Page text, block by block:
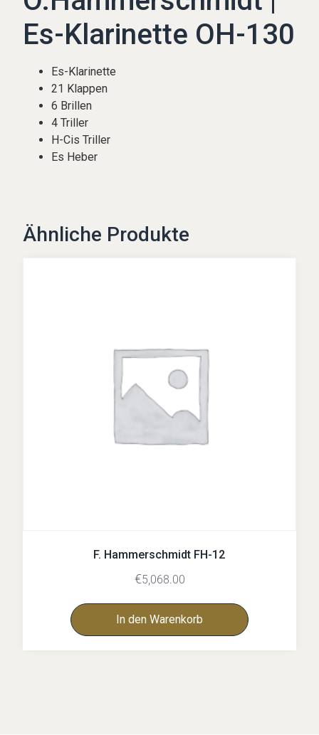
Es-Klarinette OH-130
Es-Klarinette
21 Klappen
6 Brillen
4 Triller
H-Cis Triller
Es Heber
Ähnliche Produkte
F. Hammerschmidt FH-12
€5,068.00
In den Warenkorb